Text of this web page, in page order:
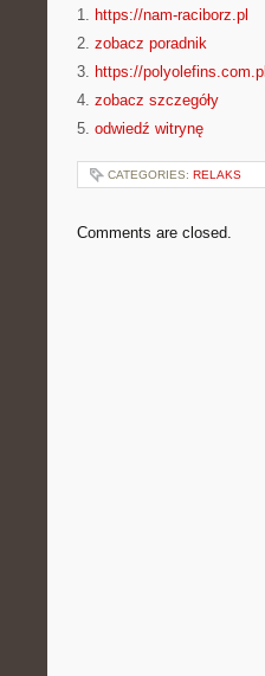
1. https://nam-raciborz.pl
2. zobacz poradnik
3. https://polyolefins.com.pl
4. zobacz szczegóły
5. odwiedź witrynę
CATEGORIES: RELAKS
Comments are closed.